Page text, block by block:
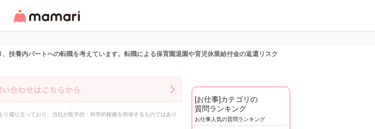
リ・情報サイト
扶養内パートへの転職を考えています。転職による保育園退園や育児休業給付金の返還リスク
成り立っており、当社が医学的・科学的根拠を担保するものではあり
[お仕事]カテゴリの
質問ランキング
お仕事人気の質問ランキング